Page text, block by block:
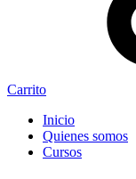
Carrito
Inicio
Quienes somos
Cursos